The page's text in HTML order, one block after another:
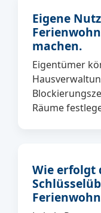
Eigene
machen.
Eigentümer
Räume
Wie erfolgt